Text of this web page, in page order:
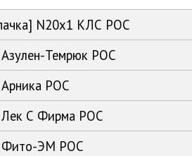
N20x1 КЛС РОС
Азулен-Темрюк РОС
Арника РОС
Лек С Фирма РОС
Фито-ЭМ РОС